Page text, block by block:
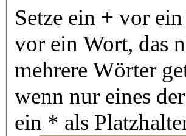
Setze ein + vor
vor ein Wort, das
mehrere Wörter
wenn nur eines
ein * als